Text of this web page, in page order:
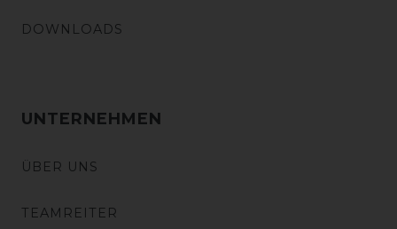
DOWNLOADS
UNTERNEHMEN
ÜBER UNS
TEAMREITER